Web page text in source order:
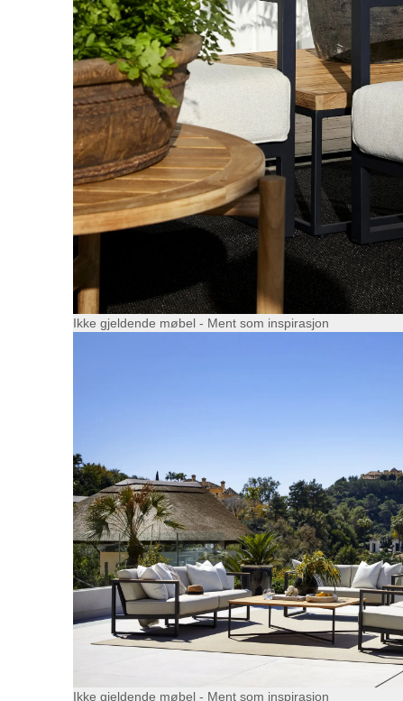
Ikke gjeldende møbel - Ment som inspirasjon
Ikke gjeldende møbel - Ment som inspirasjon